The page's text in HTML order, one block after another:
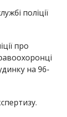
поліції
про
на 96-